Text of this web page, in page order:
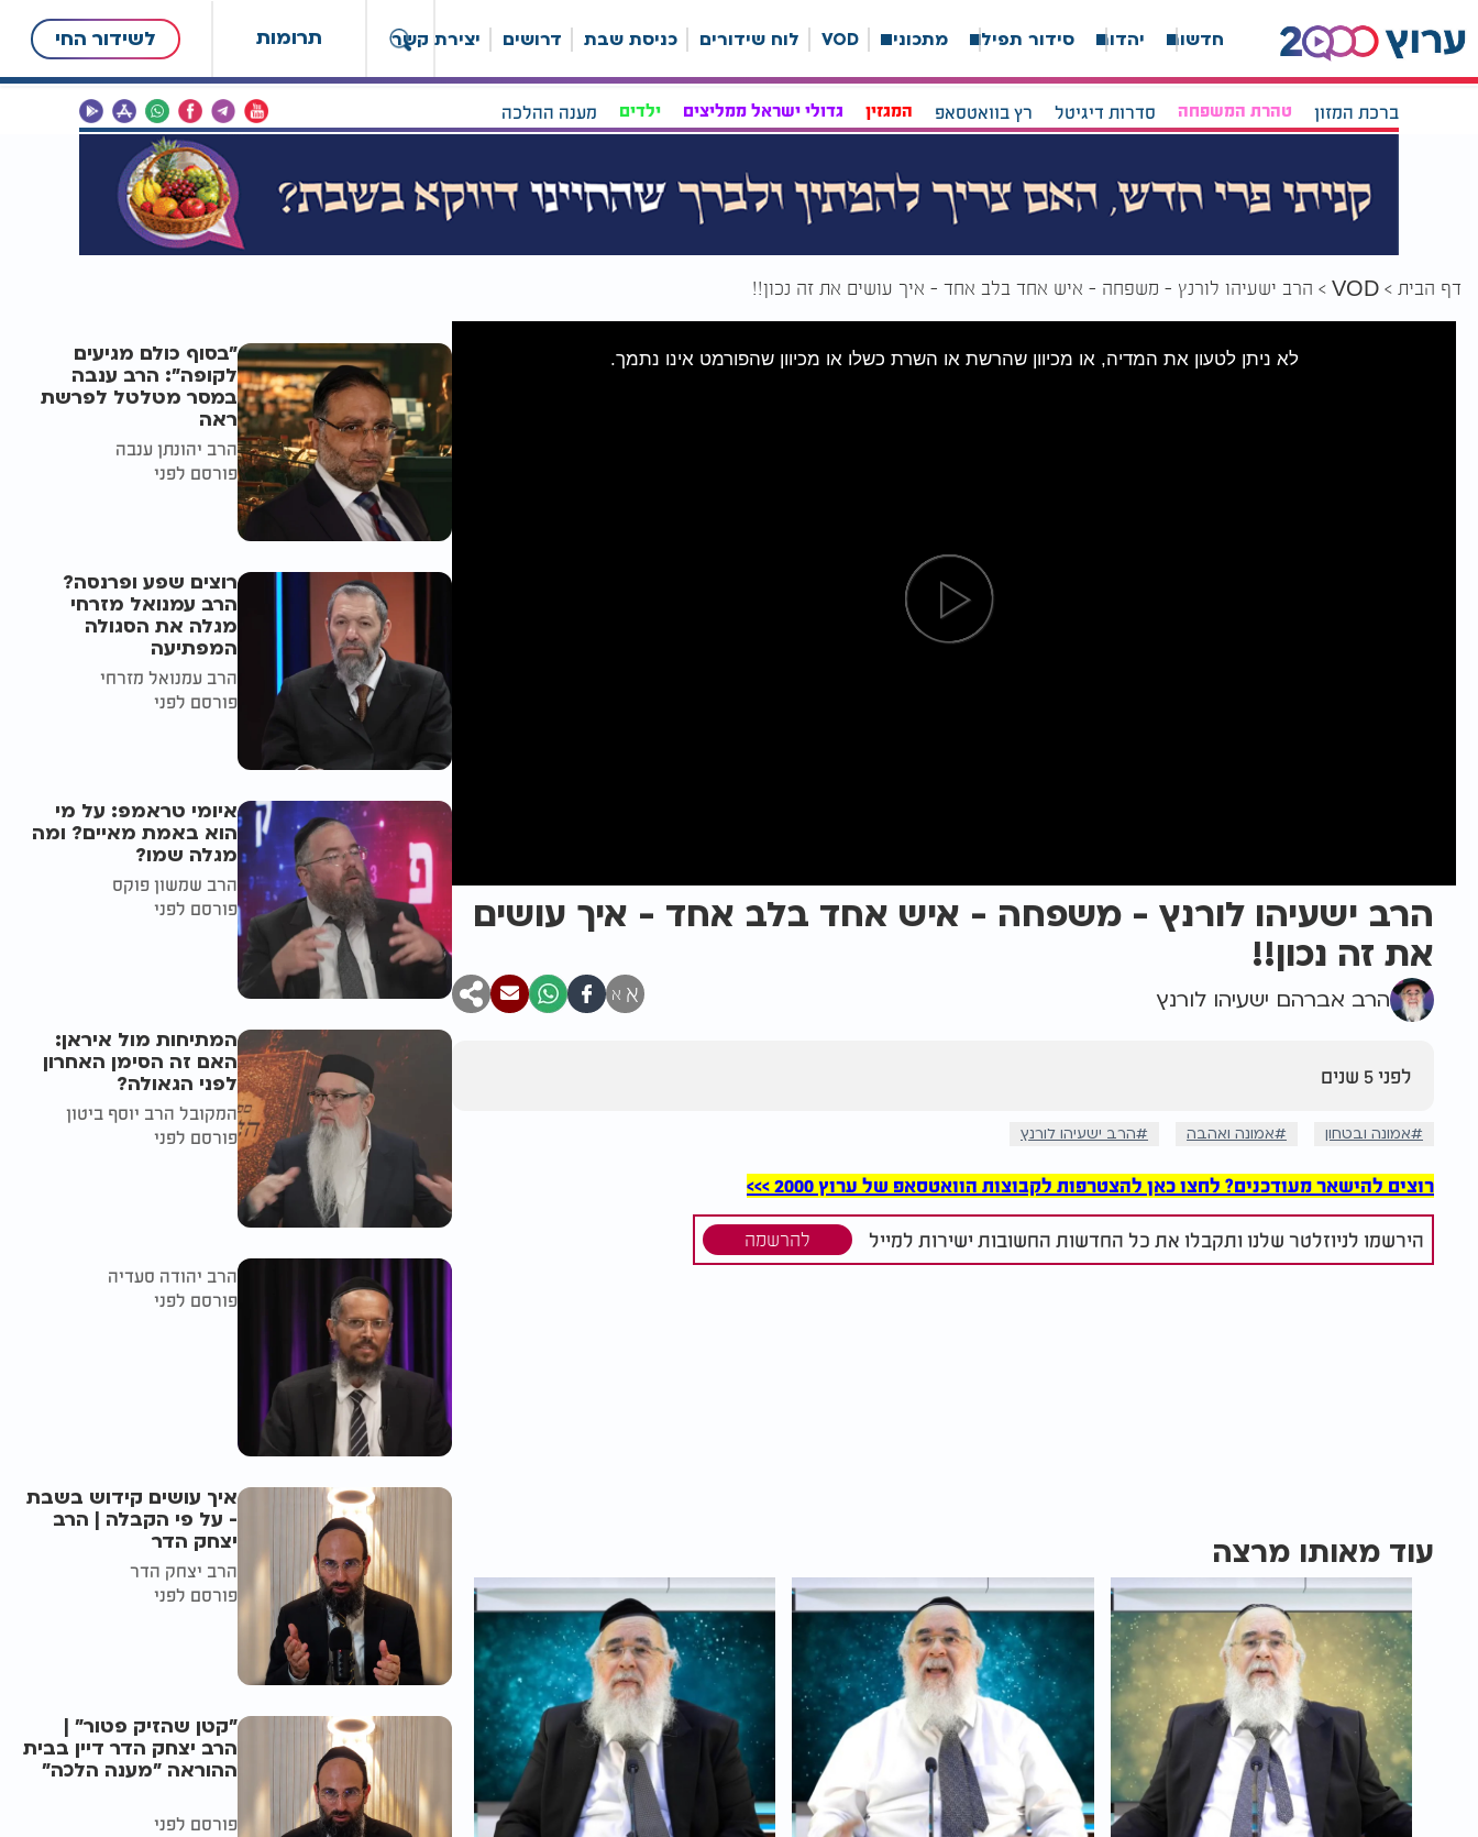
תרומות לשידור החי חדשות יהדות סידור תפילה מתכונים VOD לוח שידורים כניסת שבת דרושים יצירת קשר
ברכת המזון טהרת המשפחה סדרות דיגיטל רץ בוואטסאפ המגזין גדולי ישראל ממליצים ילדים מענה ההלכה
דף הבית VOD הרב ישעיהו לורנץ - משפחה - איש אחד בלב אחד - איך עושים את זה נכון!!
לא ניתן לטעון את המדיה, או מכיוון שהרשת או השרת כשלו או מכיוון שהפורמט אינו נתמך.
הרב ישעיהו לורנץ - משפחה - איש אחד בלב אחד - איך עושים
את זה נכון!!
הרב אברהם ישעיהו לורנץ א א
לפני 5 שנים
אמונה ובטחון אמונה ואהבה הרב ישעיהו לורנץ
רוצים להישאר מעודכנים? לחצו כאן להצטרפות לקבוצות הוואטסאפ של ערוץ 2000 >>>
הירשמו לניוזלטר שלנו ותקבלו את כל החדשות החשובות ישירות למייל להרשמה
עוד מאותו מרצה
"בסוף כולם מגיעים
לקופה": הרב ענבה
במסר מטלטל לפרשת
ראה
הרב יהונתן ענבה
פורסם לפני
רוצים שפע ופרנסה?
הרב עמנואל מזרחי
מגלה את הסגולה
המפתיעה
הרב עמנואל מזרחי
פורסם לפני
איומי טראמפ: על מי
הוא באמת מאיים? ומה
מגלה שמו?
הרב שמשון פוקס
פורסם לפני
המתיחות מול איראן:
האם זה הסימן האחרון
לפני הגאולה?
המקובל הרב יוסף ביטון
פורסם לפני
הרב יהודה סעדיה
פורסם לפני
איך עושים קידוש בשבת
- על פי הקבלה | הרב
יצחק הדר
הרב יצחק הדר
פורסם לפני
"קטן שהזיק פטור" |
הרב יצחק הדר דיין בבית
ההוראה "מענה הלכה"
פורסם לפני